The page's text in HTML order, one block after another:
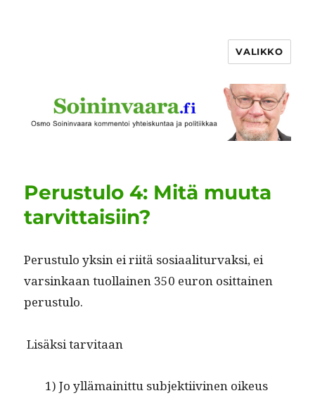
VALIKKO
Perustulo 4: Mitä muuta
tarvittaisiin?
Perus­tu­lo yksin ei riitä sosi­aal­i­tur­vak­si, ei
varsinkaan tuol­lainen 350 euron osit­tainen
perustulo.
Lisäk­si tarvitaan
1) Jo yllä­mainit­tu sub­jek­ti­ivi­nen oikeus